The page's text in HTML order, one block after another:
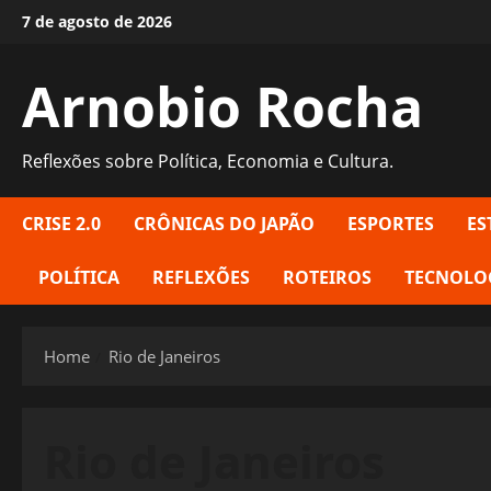
Skip7 de agosto de 2026
Arnobio Rocha
Reflexões sobre Política, Economia e Cultura.
CRISE 2.0 CRÔNICAS DO JAPÃO ESPORTES
POLÍTICA REFLEXÕES ROTEIROS
Home Rio de Janeiros